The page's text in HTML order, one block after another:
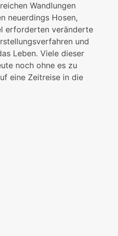
Wandlungen
neuerdings Hosen,
erforderten veränderte
und
Leben. Viele dieser
noch ohne es zu
eine Zeitreise in die